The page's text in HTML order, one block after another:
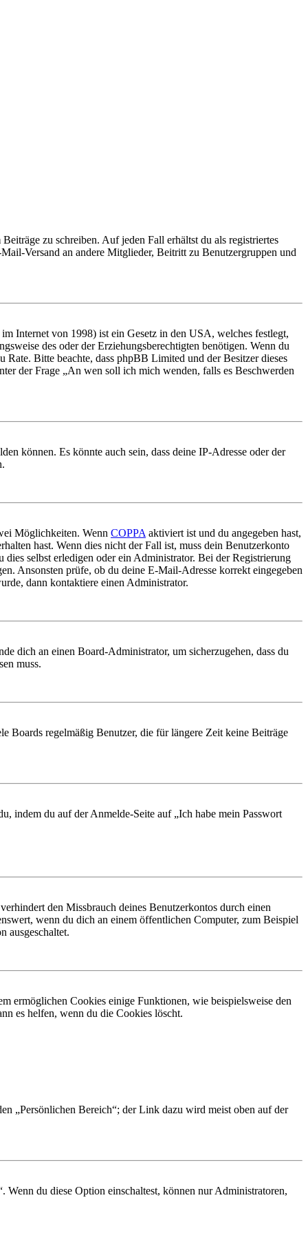
zu schreiben. Auf jeden Fall erhältst du als registriertes
Versand an andere Mitglieder, Beitritt zu Benutzergruppen und
Internet von 1998) ist ein Gesetz in den USA, welches festlegt,
des oder der Erziehungsberechtigten benötigen. Wenn du
Bitte beachte, dass phpBB Limited und der Besitzer dieses
der Frage „An wen soll ich mich wenden, falls es Beschwerden
können. Es könnte auch sein, dass deine IP-Adresse oder der
Möglichkeiten. Wenn COPPA aktiviert ist und du angegeben hast,
hast. Wenn dies nicht der Fall ist, muss dein Benutzerkonto
selbst erledigen oder ein Administrator. Bei der Registrierung
Ansonsten prüfe, ob du deine E-Mail-Adresse korrekt eingegeben
dann kontaktiere einen Administrator.
dich an einen Board-Administrator, um sicherzugehen, dass du
muss.
Boards regelmäßig Benutzer, die für längere Zeit keine Beiträge
indem du auf der Anmelde-Seite auf „Ich habe mein Passwort
den Missbrauch deines Benutzerkontos durch einen
wenn du dich an einem öffentlichen Computer, zum Beispiel
ausgeschaltet.
ermöglichen Cookies einige Funktionen, wie beispielsweise den
es helfen, wenn du die Cookies löscht.
„Persönlichen Bereich“; der Link dazu wird meist oben auf der
du diese Option einschaltest, können nur Administratoren,